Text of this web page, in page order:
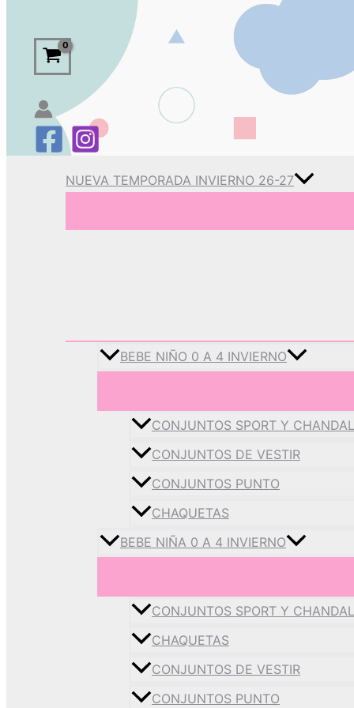
NUEVA TEMPORADA INVIERNO 26-27
BEBE NIÑO 0 A 4 INVIERNO
CONJUNTOS SPORT Y
CONJUNTOS DE VESTIR
CONJUNTOS PUNTO
CHAQUETAS
BEBE NIÑA 0 A 4 INVIERNO
CONJUNTOS SPORT Y
CHAQUETAS
CONJUNTOS DE VESTIR
CONJUNTOS PUNTO